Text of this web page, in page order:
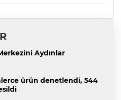
Aydınlar
ürün denetlendi, 544